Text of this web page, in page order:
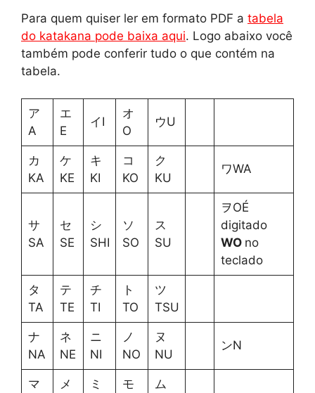
Para quem quiser ler em formato PDF a tabela
do katakana pode baixa aqui. Logo abaixo você
também pode conferir tudo o que contém na
tabela.
ア
A
エ
E
イI
オ
O
ウU
カ
KA
ケ
KE
キ
KI
コ
KO
ク
KU
ワWA
サ
SA
セ
SE
シ
SHI
ソ
SO
ス
SU
ヲOÉ
digitado
WO no
teclado
タ
TA
テ
TE
チ
TI
ト
TO
ツ
TSU
ナ
NA
ネ
NE
ニ
NI
ノ
NO
ヌ
NU
ンN
マ メ ミ モ ム